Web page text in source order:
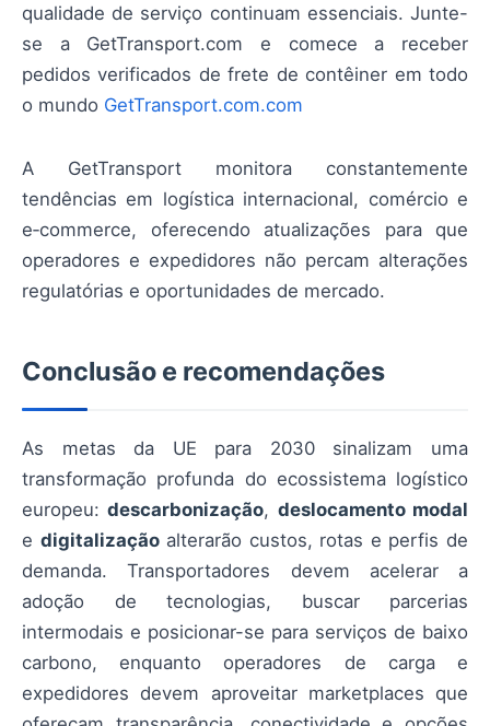
qualidade de serviço continuam essenciais. Junte-
se a GetTransport.com e comece a receber
pedidos verificados de frete de contêiner em todo
o mundo GetTransport.com.com
A GetTransport monitora constantemente
tendências em logística internacional, comércio e
e‑commerce, oferecendo atualizações para que
operadores e expedidores não percam alterações
regulatórias e oportunidades de mercado.
Conclusão e recomendações
As metas da UE para 2030 sinalizam uma
transformação profunda do ecossistema logístico
europeu:descarbonização, deslocamento modal
e digitalizaçãoalterarão custos, rotas e perfis de
demanda. Transportadores devem acelerar a
adoção de tecnologias, buscar parcerias
intermodais e posicionar-se para serviços de baixo
carbono, enquanto operadores de carga e
expedidores devem aproveitar marketplaces que